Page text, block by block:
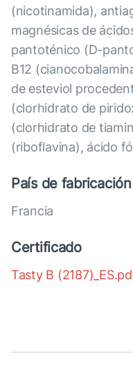
(nicotinamida),
magnésicas de
pantoténico (D-
B12
de esteviol
(clorhidrato de
(clorhidrato de
(riboflavina), ácido
País de fabricación
Francia
Certificado
Tasty B